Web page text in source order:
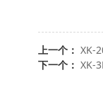
上一个： XK-
下一个： XK-